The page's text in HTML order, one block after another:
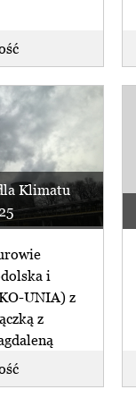
Klimatu
i
UNIA) z
z